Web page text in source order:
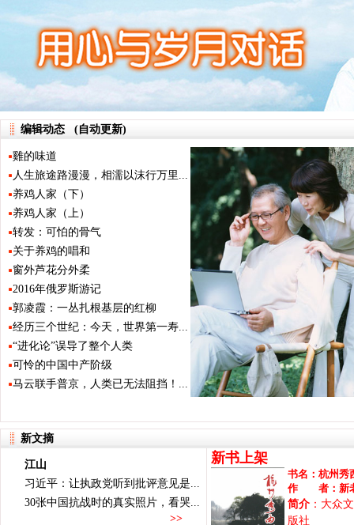
编辑动态 (自动更新)
雞的味道
人生旅途路漫漫，相濡以沫行万里...
养鸡人家（下）
养鸡人家（上）
转发：可怕的骨气
关于养鸡的唱和
窗外芦花分外柔
2016年俄罗斯游记
郭凌霞：一丛扎根基层的红柳
经历三个世纪：今天，世界第一寿...
“进化论”误导了整个人类
可怜的中国中产阶级
马云联手普京，人类已无法阻挡！...
新文摘
江山
习近平：让执政党听到批评意见是...
30张中国抗战时的真实照片，看哭...
>>
新书上架
书名： 杭州秀
作 者： 新
简介 ：大众
版社